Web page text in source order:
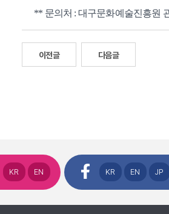
** 문의처 : 대구문화예술진흥원
이전글 다음글
KR EN KR EN JP